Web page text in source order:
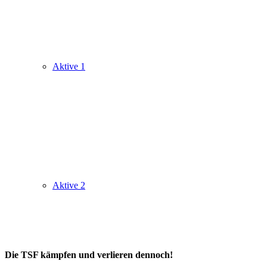
Aktive 1
Aktive 2
Die TSF kämpfen und verlieren dennoch!